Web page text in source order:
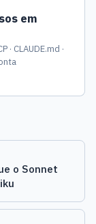
em
CLAUDE.md ·
o Sonnet